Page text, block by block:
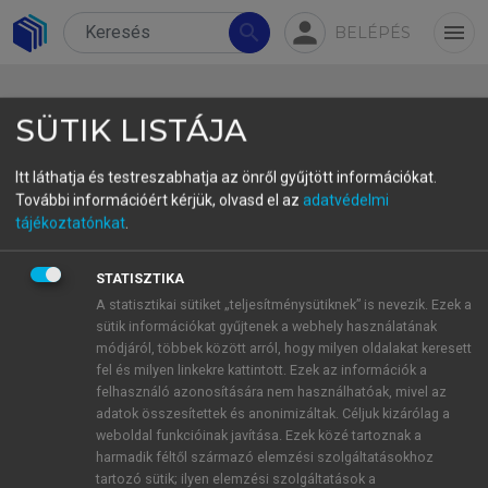
search person BELÉPÉS menu
Az iskola affektív és szociális
jelenségvilágának kutatása
Trends in Research of Affective and Social
Factors in Education
Józsa Krisztián1 , D. Molnár Éva2, Zsolnai Anikó3
Szegedi Tudományegyetem Neveléstudományi
Intézet, Szeged,
Kaposvári Egyetem, Neveléstudományi Intézet,
Kaposvár
SÜTIK LISTÁJA
Itt láthatja és testreszabhatja az önről gyűjtött információkat.
További információért kérjük, olvasd el az adatvédelmi
tájékoztatónkat.
STATISZTIKA
A statisztikai sütiket „teljesítménysütiknek” is nevezik. Ezek a
sütik információkat gyűjtenek a webhely használatának
módjáról, többek között arról, hogy milyen oldalakat keresett
fel és milyen linkekre kattintott. Ezek az információk a
felhasználó azonosítására nem használhatóak, mivel az
adatok összesítettek és anonimizáltak. Céljuk kizárólag a
weboldal funkcióinak javítása. Ezek közé tartoznak a
harmadik féltől származó elemzési szolgáltatásokhoz
tartozó sütik; ilyen elemzési szolgáltatások a